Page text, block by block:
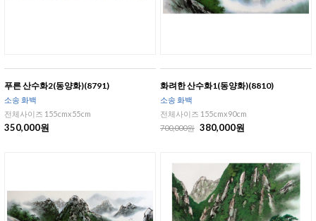
푸른 산수화2(동양화)(8791)
소송 화백
전체사이즈 155cmx55cm
350,000원
화려한 산수화1(동양화)(8810)
소송 화백
전체사이즈 155cmx90cm
700,000원 380,000원